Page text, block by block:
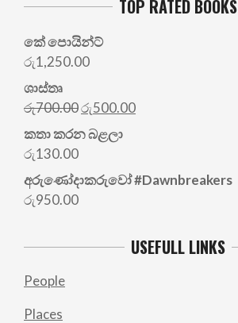
TOP RATED BOOKS
කේ පොයින්ට්
රු1,250.00
ශාස්තෘ
රු700.00Original
price
was:
රු500.00Current
කතා කරන බළලා
රු130.00
අරු‍ණෝදාකරුවෝ #Dawnbreakers
රු950.00
USEFULL LINKS
People
Places